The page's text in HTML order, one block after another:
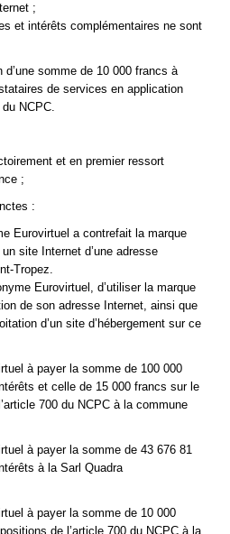
;
et intérêts complémentaires ne sont
d’une somme de 10 000 francs à
de services en application
NCPC.
et en premier ressort
;
:
Eurovirtuel a contrefait la marque
site Internet d’une adresse
Tropez.
Eurovirtuel, d’utiliser la marque
de son adresse Internet, ainsi que
d’un site d’hébergement sur ce
à payer la somme de 100 000
et celle de 15 000 francs sur le
700 du NCPC à la commune
à payer la somme de 43 676 81
à la Sarl Quadra
à payer la somme de 10 000
de l’article 700 du NCPC à la